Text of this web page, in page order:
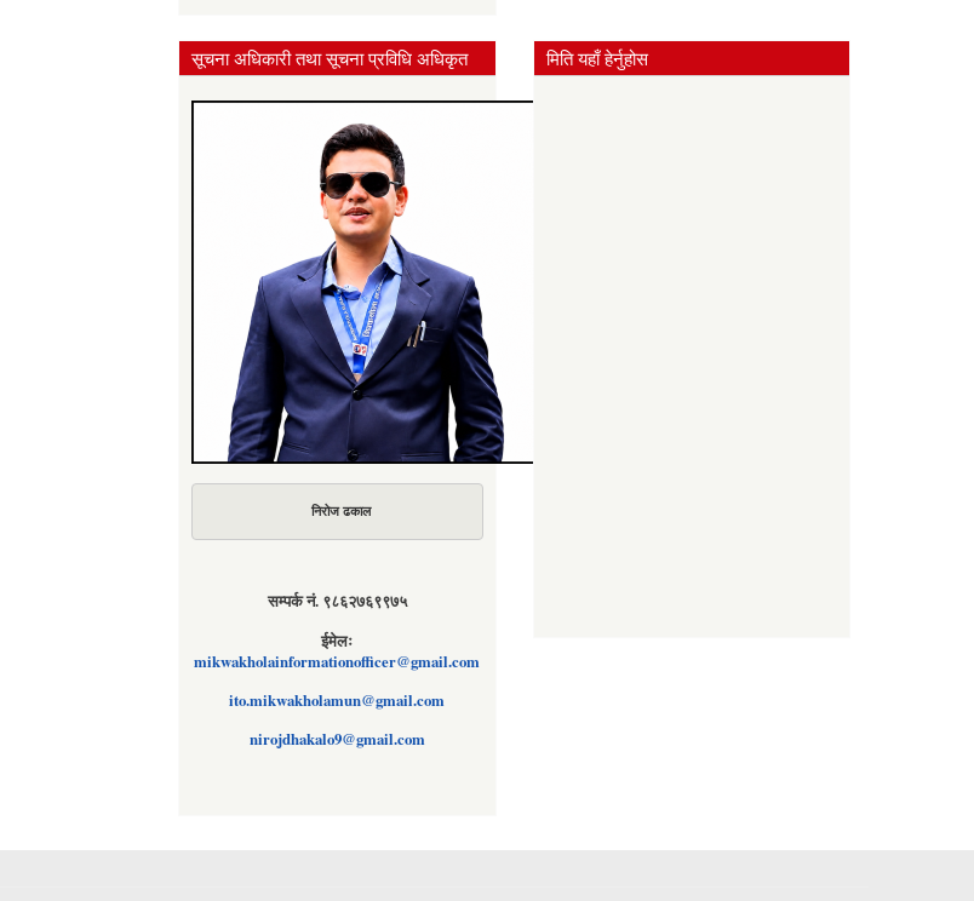
सूचना अधिकारी तथा सूचना प्रविधि अधिकृत
निरोज ढकाल
सम्पर्क नं. ९८६२७६९९७५
ईमेलः
mikwakholainformationofficer@gmail.com
ito.mikwakholamun@gmail.com
nirojdhakalo9@gmail.com
मिति यहाँ हेर्नुहोस